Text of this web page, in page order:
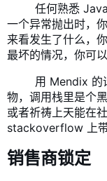
任何熟悉 Java
一个异常抛出时，
来看发生了什么，
最坏的情况，你可
用 Mendix 的话
物，调用栈里是个
或者祈祷上天能在
stackoverflow 上
销售商锁定